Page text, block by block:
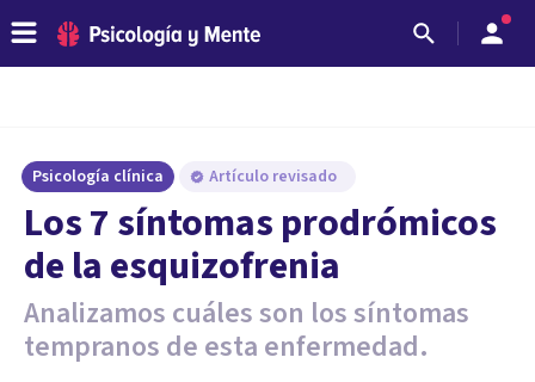
Psicología clínica Artículo revisado
Los 7 síntomas prodrómicos
de la esquizofrenia
Analizamos cuáles son los síntomas
tempranos de esta enfermedad.